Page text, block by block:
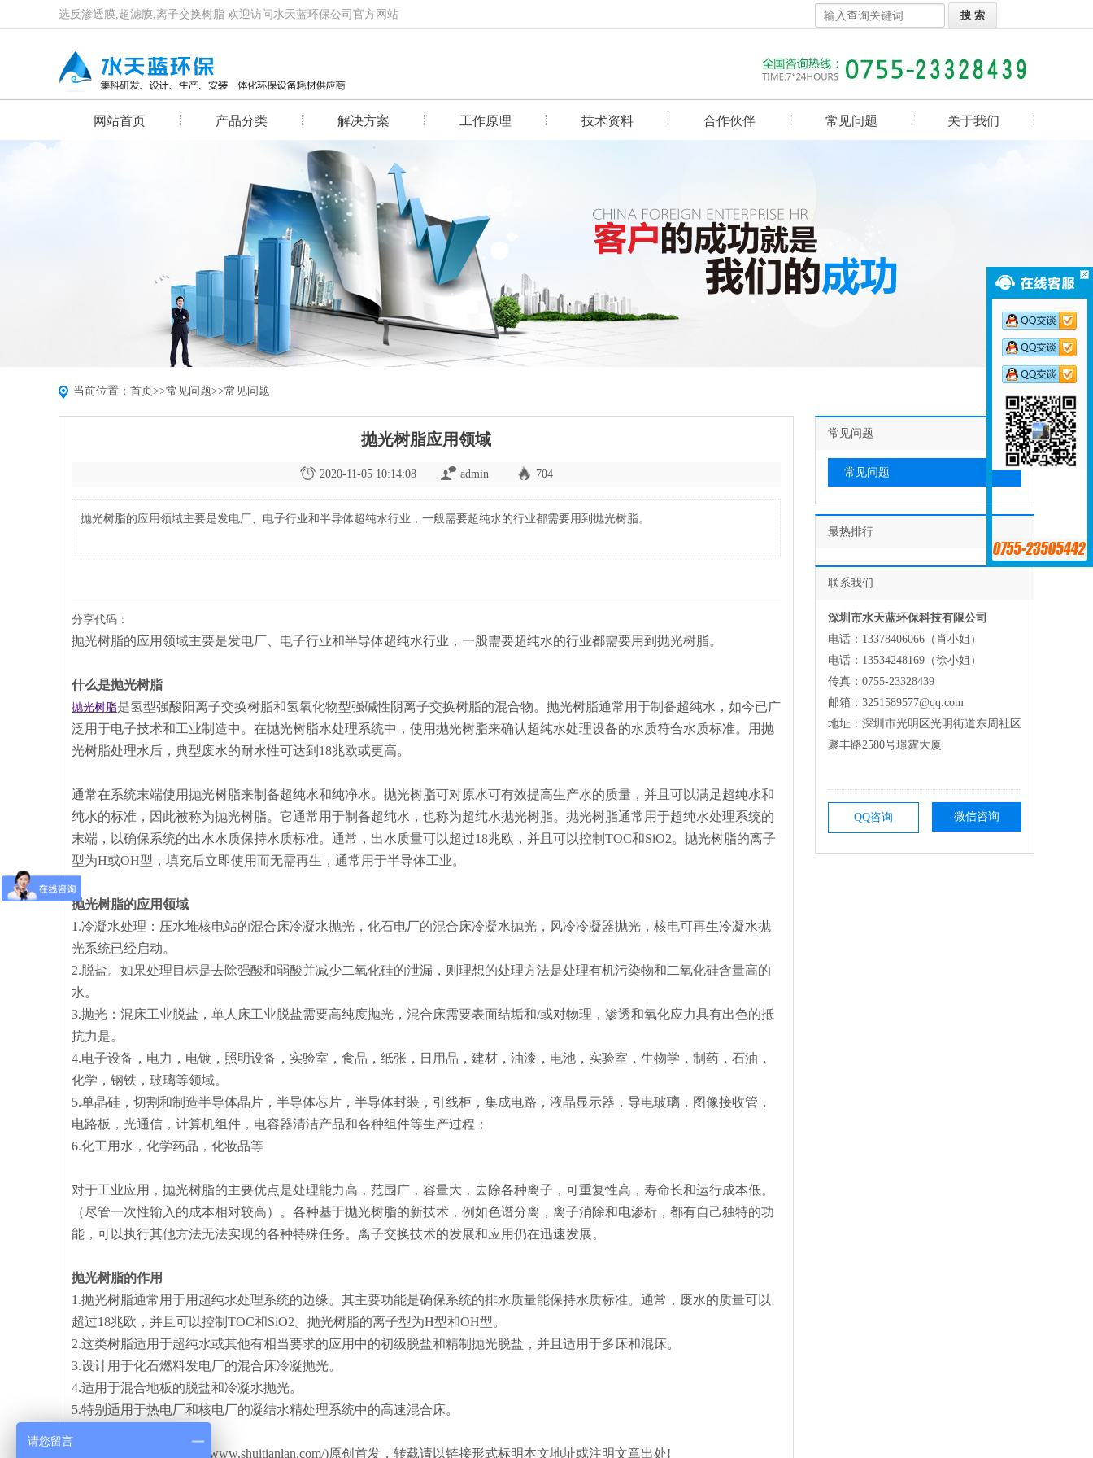
选反渗透膜,超滤膜,离子交换树脂 欢迎访问水天蓝环保公司官方网站
网站首页 产品分类 解决方案 工作原理 技术资料 合作伙伴 常见问题 关于我们
当前位置： 首页>>常见问题>>常见问题
抛光树脂应用领域
2020-11-05 10:14:08 admin 704
抛光树脂的应用领域主要是发电厂、电子行业和半导体超纯水行业，一般需要超纯水的行业都需要用到抛光树脂。
分享代码：
抛光树脂的应用领域主要是发电厂、电子行业和半导体超纯水行业，一般需要超纯水的行业都需要用到抛光树脂。
什么是抛光树脂
抛光树脂是氢型强酸阳离子交换树脂和氢氧化物型强碱性阴离子交换树脂的混合物。抛光树脂通常用于制备超纯水，如今已广
泛用于电子技术和工业制造中。在抛光树脂水处理系统中，使用抛光树脂来确认超纯水处理设备的水质符合水质标准。用抛
光树脂处理水后，典型废水的耐水性可达到18兆欧或更高。
通常在系统末端使用抛光树脂来制备超纯水和纯净水。抛光树脂可对原水可有效提高生产水的质量，并且可以满足超纯水和
纯水的标准，因此被称为抛光树脂。它通常用于制备超纯水，也称为超纯水抛光树脂。抛光树脂通常用于超纯水处理系统的
末端，以确保系统的出水水质保持水质标准。通常，出水质量可以超过18兆欧，并且可以控制TOC和SiO2。抛光树脂的离子
型为H或OH型，填充后立即使用而无需再生，通常用于半导体工业。
抛光树脂的应用领域
1.冷凝水处理：压水堆核电站的混合床冷凝水抛光，化石电厂的混合床冷凝水抛光，风冷冷凝器抛光，核电可再生冷凝水抛
光系统已经启动。
2.脱盐。如果处理目标是去除强酸和弱酸并减少二氧化硅的泄漏，则理想的处理方法是处理有机污染物和二氧化硅含量高的
水。
3.抛光：混床工业脱盐，单人床工业脱盐需要高纯度抛光，混合床需要表面结垢和/或对物理，渗透和氧化应力具有出色的抵
抗力是。
4.电子设备，电力，电镀，照明设备，实验室，食品，纸张，日用品，建材，油漆，电池，实验室，生物学，制药，石油，
化学，钢铁，玻璃等领域。
5.单晶硅，切割和制造半导体晶片，半导体芯片，半导体封装，引线柜，集成电路，液晶显示器，导电玻璃，图像接收管，
电路板，光通信，计算机组件，电容器清洁产品和各种组件等生产过程；
6.化工用水，化学药品，化妆品等
对于工业应用，抛光树脂的主要优点是处理能力高，范围广，容量大，去除各种离子，可重复性高，寿命长和运行成本低。
（尽管一次性输入的成本相对较高）。各种基于抛光树脂的新技术，例如色谱分离，离子消除和电渗析，都有自己独特的功
能，可以执行其他方法无法实现的各种特殊任务。离子交换技术的发展和应用仍在迅速发展。
抛光树脂的作用
1.抛光树脂通常用于用超纯水处理系统的边缘。其主要功能是确保系统的排水质量能保持水质标准。通常，废水的质量可以
超过18兆欧，并且可以控制TOC和SiO2。抛光树脂的离子型为H型和OH型。
2.这类树脂适用于超纯水或其他有相当要求的应用中的初级脱盐和精制抛光脱盐，并且适用于多床和混床。
3.设计用于化石燃料发电厂的混合床冷凝抛光。
4.适用于混合地板的脱盐和冷凝水抛光。
5.特别适用于热电厂和核电厂的凝结水精处理系统中的高速混合床。
本文由水天蓝环保(http://www.shuitianlan.com/)原创首发，转载请以链接形式标明本文地址或注明文章出处!
常见问题
常见问题
最热排行
联系我们
深圳市水天蓝环保科技有限公司
电话：13378406066（肖小姐）
电话：13534248169（徐小姐）
传真：0755-23328439
邮箱：3251589577@qq.com
地址：深圳市光明区光明街道东周社区
聚丰路2580号璟霆大厦
QQ咨询 微信咨询
请您留言